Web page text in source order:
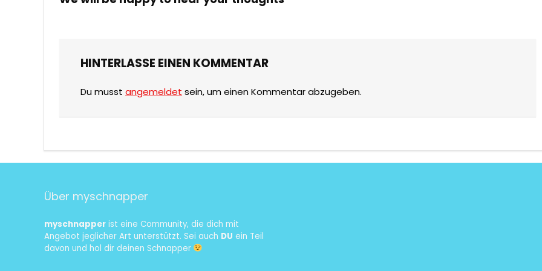
HINTERLASSE EINEN KOMMENTAR
Du musst angemeldet sein, um einen Kommentar abzugeben.
Über myschnapper
myschnapperist eine Community, die dich mit
Angebot jeglicher Art unterstützt. Sei auch DU ein Teil
davon und hol dir deinen Schnapper